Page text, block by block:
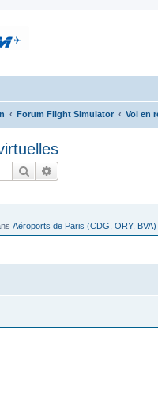
Forum Flight Simulator Vol en
Rechercher
Aéroports de Paris (CDG, ORY, BVA)